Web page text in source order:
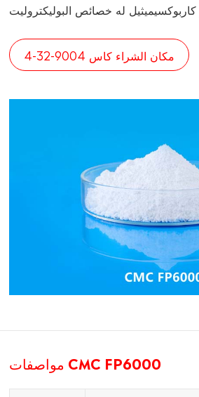
مكان الشراء كاس 9004-32-4
مواصفات CMC FP6000